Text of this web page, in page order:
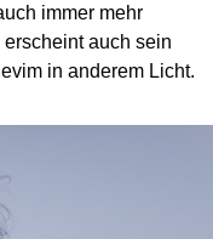
immer mehr
auch sein
in anderem Licht.